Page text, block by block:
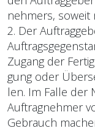
nehmers, soweit
2. Der
Zugang der
gung oder
len. Im Falle der
Auftragnehmer
Gebrauch